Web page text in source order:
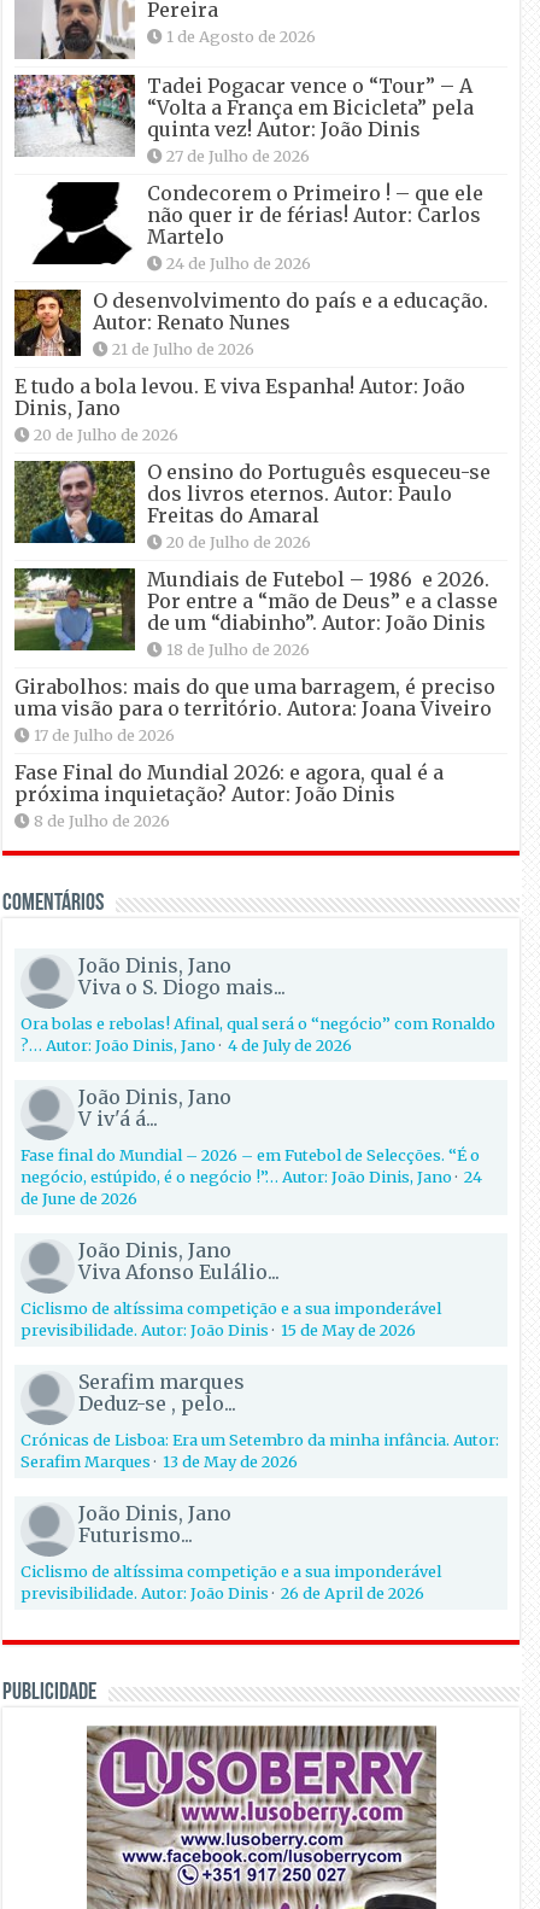
Pereira
1 de Agosto de 2026
Tadei Pogacar vence o “Tour” – A
“Volta a França em Bicicleta” pela
quinta vez! Autor: João Dinis
27 de Julho de 2026
Condecorem o Primeiro ! – que ele
não quer ir de férias! Autor: Carlos
Martelo
24 de Julho de 2026
O desenvolvimento do país e a educação.
Autor: Renato Nunes
21 de Julho de 2026
E tudo a bola levou. E viva Espanha! Autor: João
Dinis, Jano
20 de Julho de 2026
O ensino do Português esqueceu-se
dos livros eternos. Autor: Paulo
Freitas do Amaral
20 de Julho de 2026
Mundiais de Futebol – 1986 e 2026.
Por entre a “mão de Deus” e a classe
de um “diabinho”. Autor: João Dinis
18 de Julho de 2026
Girabolhos: mais do que uma barragem, é preciso
uma visão para o território. Autora: Joana Viveiro
17 de Julho de 2026
Fase Final do Mundial 2026: e agora, qual é a
próxima inquietação? Autor: João Dinis
8 de Julho de 2026
Comentários
João Dinis, Jano
Viva o S. Diogo mais...
Ora bolas e rebolas! Afinal, qual será o “negócio” com Ronaldo
?… Autor: João Dinis, Jano·4 de July de 2026
João Dinis, Jano
V iv'á á...
Fase final do Mundial – 2026 – em Futebol de Selecções. “É o
negócio, estúpido, é o negócio !”… Autor: João Dinis, Jano·24
de June de 2026
João Dinis, Jano
Viva Afonso Eulálio...
Ciclismo de altíssima competição e a sua imponderável
previsibilidade. Autor: João Dinis·15 de May de 2026
Serafim marques
Deduz-se , pelo...
Crónicas de Lisboa: Era um Setembro da minha infância. Autor:
Serafim Marques·13 de May de 2026
João Dinis, Jano
Futurismo...
Ciclismo de altíssima competição e a sua imponderável
previsibilidade. Autor: João Dinis·26 de April de 2026
PUBLICIDADE